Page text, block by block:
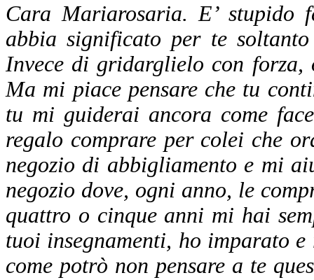
Cara Mariarosaria. E’ stupido
abbia significato per te
Invece di gridarglielo con
Ma mi piace pensare che tu
tu mi guiderai ancora come
regalo comprare per colei che
negozio di abbigliamento e mi
negozio dove, ogni anno, le
quattro o cinque anni mi hai
tuoi insegnamenti, ho imparato
come potrò non pensare a te